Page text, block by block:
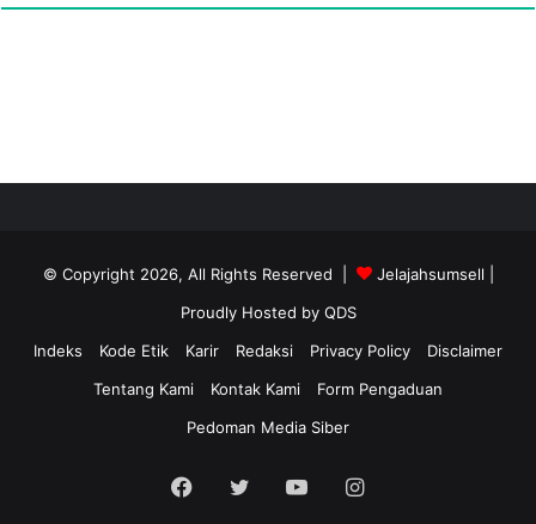
© Copyright 2026, All Rights Reserved | Jelajahsumsell
Proudly Hosted by QDS
Indeks
Kode Etik Karir Redaksi Privacy Policy
Disclaimer
Tentang Kami
Kontak Kami
Form Pengaduan
Pedoman Media Siber
Facebook
Twitter YouTubeInstagram